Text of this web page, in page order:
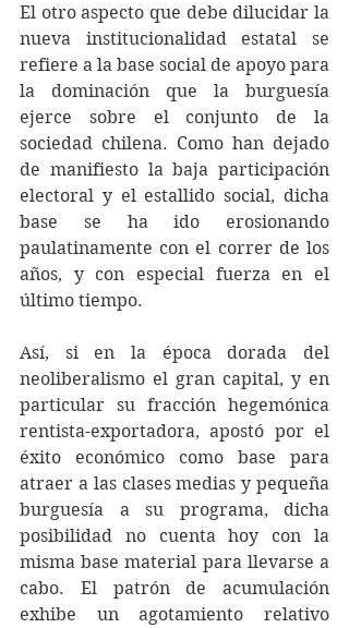
El otro aspecto que debe dilucidar la
nueva institucionalidad estatal se
refiere a la base social de apoyo para
la dominación que la burguesía
ejerce sobre el conjunto de la
sociedad chilena. Como han dejado
de manifiesto la baja participación
electoral y el estallido social, dicha
base se ha ido erosionando
paulatinamente con el correr de los
años, y con especial fuerza en el
último tiempo.
Así, si en la época dorada del
neoliberalismo el gran capital, y en
particular su fracción hegemónica
rentista-exportadora, apostó por el
éxito económico como base para
atraer a las clases medias y pequeña
burguesía a su programa, dicha
posibilidad no cuenta hoy con la
misma base material para llevarse a
cabo. El patrón de acumulación
exhibe un agotamiento relativo